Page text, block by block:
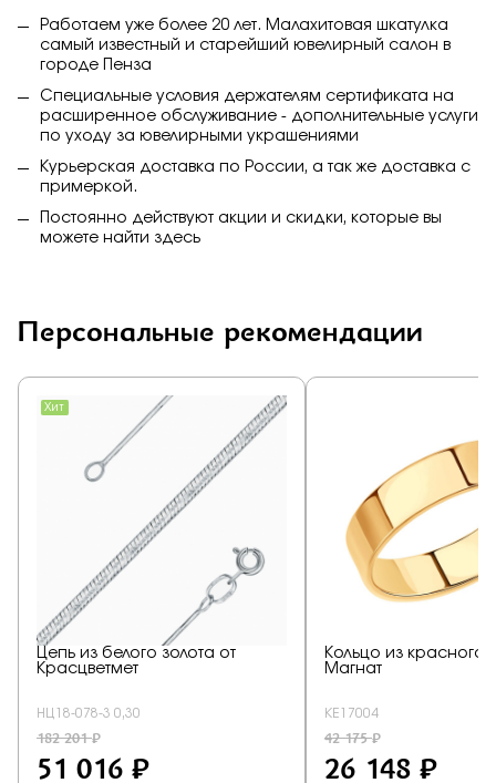
Работаем уже более 20 лет. Малахитовая шкатулка
самый известный и старейший ювелирный салон в
городе Пенза
Специальные условия держателям сертификата на
расширенное обслуживание - дополнительные услуги
по уходу за ювелирными украшениями
Курьерская доставка по России, а так же доставка с
примеркой.
Постоянно действуют акции и скидки, которые вы
можете найти здесь
Персональные рекомендации